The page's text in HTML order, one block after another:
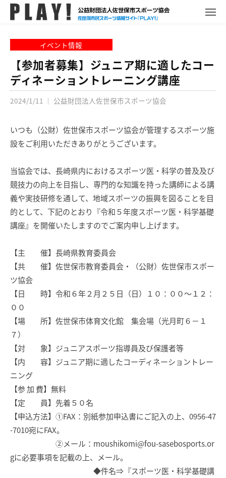
L
A
!
世
ス
ポ
ー
情
報
イ
ト
メ
イベント情報
【参加者募集】ジュニア期に適したコー
ディネーショントレーニング講座
2024/1/11 ｜ 公益財団法人佐世保市スポーツ協会
いつも（公財）佐世保市スポーツ協会が管理するスポーツ施
設をご利用いただきありがとうございます。
当協会では、長崎県内におけるスポーツ医・科学の普及及び
競技力の向上を目指し、専門的な知識を持った講師による講
義や実技研修を通して、地域スポーツの振興を図ることを目
的として、下記のとおり『令和５年度スポーツ医・科学基礎
講座』を開催いたしますのでご案内申し上げます。
【主 催】長崎県教育委員会
【共 催】佐世保市教育委員会・（公財）佐世保市スポー
ツ協会
【日 時】令和６年２月２５日（日）１０：００～１２：
００
【場 所】佐世保市体育文化館 集会場（光月町６－１
７）
【対 象】ジュニアスポーツ指導員及び保護者等
【内 容】ジュニア期に適したコーディネーショントレー
ニング
【参 加 費】無料
【定 員】先着５０名
【申込方法】➀FAX：別紙参加申込書にご記入の上、0956-47
-7010宛にFAX。
➁メール：moushikomi@fou-sasebosports.or
gに必要事項を記載の上、メール。
◆件名⇒『スポーツ医・科学基礎講
P
L
Y
!
ュ
ー